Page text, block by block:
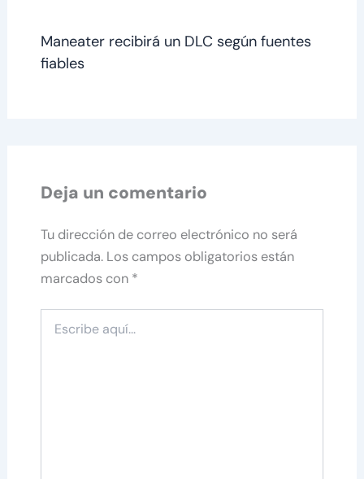
Maneater recibirá un DLC según fuentes
fiables
Deja un comentario
Tu dirección de correo electrónico no será
publicada. Los campos obligatorios están
marcados con *
aquí...